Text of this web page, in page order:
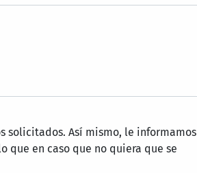
solicitados. Así mismo, le informamos
que en caso que no quiera que se